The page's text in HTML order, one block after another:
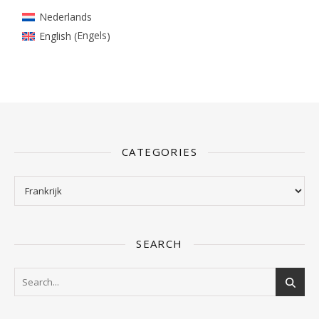
Nederlands
English (Engels)
CATEGORIES
Categories
SEARCH